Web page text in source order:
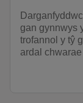
gan gynnwys
trofannol y tŷ
ardal